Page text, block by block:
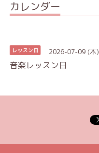
カレンダー
レッスン日 2026-07-09 (木)
音楽レッスン日